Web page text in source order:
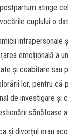
atinge
cuplului o
intrapersonale
emoțională a
și coabitare sau
lor, pentru
de investigare și
sănătoase
și divorțul erau